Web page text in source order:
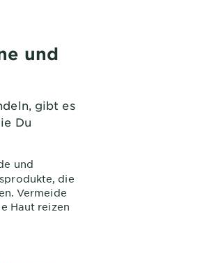
und
gibt es
Du
und
die
Vermeide
Haut reizen